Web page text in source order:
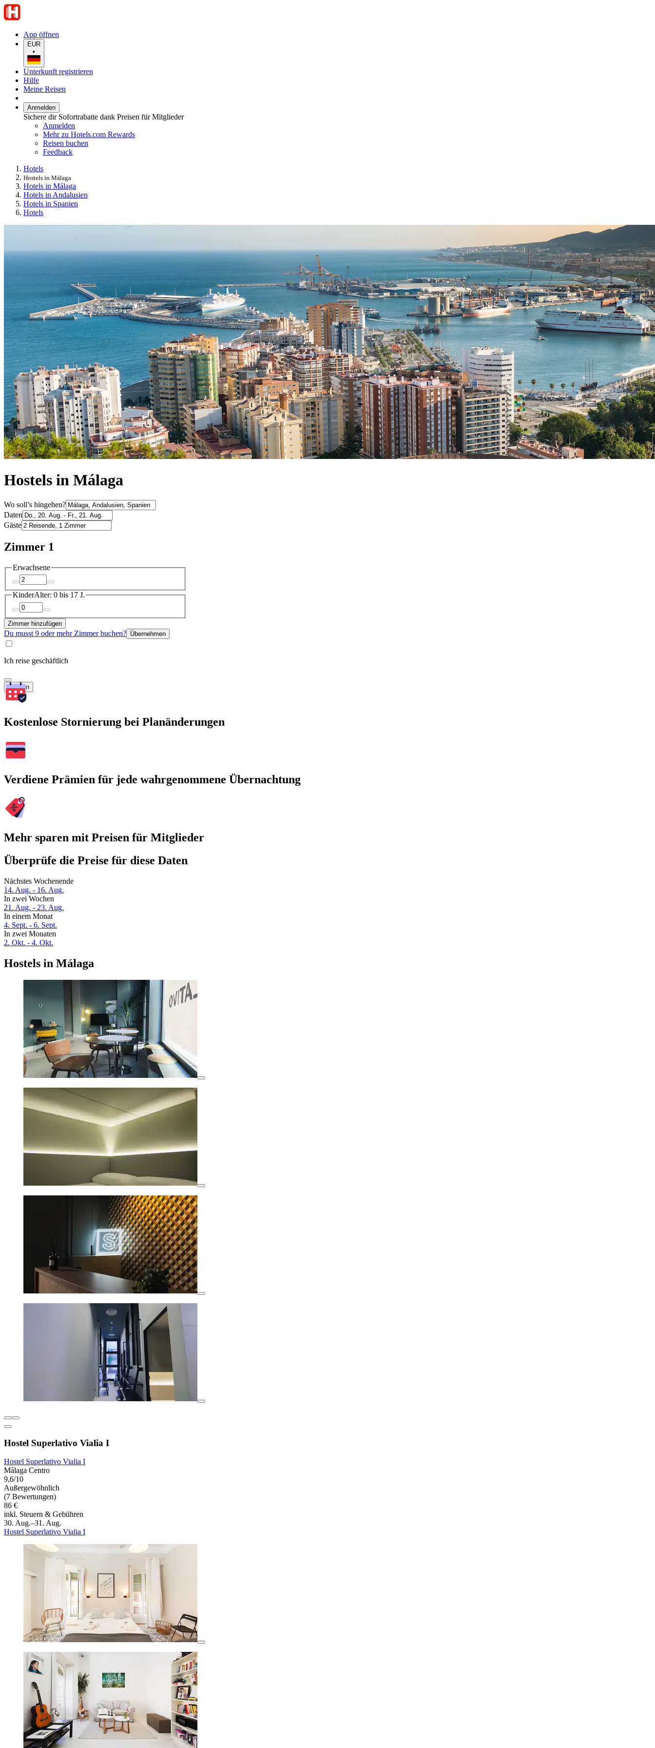
App öffnen
EUR
•
Unterkunft registrieren
Hilfe
Meine Reisen
Anmelden
Sichere dir Sofortrabatte dank Preisen für Mitglieder
Anmelden
Mehr zu Hotels.com Rewards
Reisen buchen
Feedback
Hotels
Hostels in Málaga
Hotels in Málaga
Hotels in Andalusien
Hotels in Spanien
Hotels
Hostels in Málaga
Wo soll’s hingehen?
Daten
Gäste
Zimmer 1
Erwachsene
KinderAlter: 0 bis 17 J.
Zimmer hinzufügen
Du musst 9 oder mehr Zimmer buchen? Übernehmen
Ich reise geschäftlich
Suchen
Kostenlose Stornierung bei Planänderungen
Verdiene Prämien für jede wahrgenommene Übernachtung
Mehr sparen mit Preisen für Mitglieder
Überprüfe die Preise für diese Daten
Nächstes Wochenende
14. Aug. - 16. Aug.
In zwei Wochen
21. Aug. - 23. Aug.
In einem Monat
4. Sept. - 6. Sept.
In zwei Monaten
2. Okt. - 4. Okt.
Hostels in Málaga
Hostel Superlativo Vialia I
Hostel Superlativo Vialia I
Málaga Centro
9,6/10
Außergewöhnlich
(7 Bewertungen)
86 €
inkl. Steuern & Gebühren
30. Aug.–31. Aug.
Hostel Superlativo Vialia I